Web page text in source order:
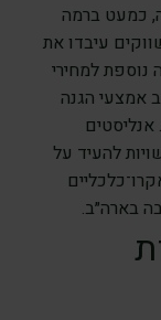
דולר לאונקיה, כמעט ברמה
עיבדו את
נוספת למחירי
אמצעי הגנה
אנליסטים
להעיד על
בארה״ב.